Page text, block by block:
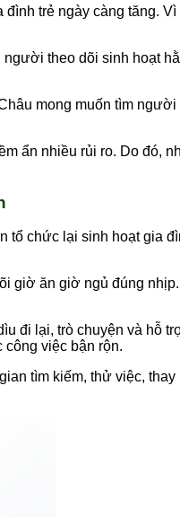
trẻ ngày càng tăng.
theo dõi sinh hoạt
mong muốn tìm
ẩn nhiều rủi ro. Do đó,
tổ chức lại sinh hoạt gia
giờ ăn giờ ngủ đúng
đi lại, trò chuyện và hỗ
việc bận rộn.
tìm kiếm, thử việc,